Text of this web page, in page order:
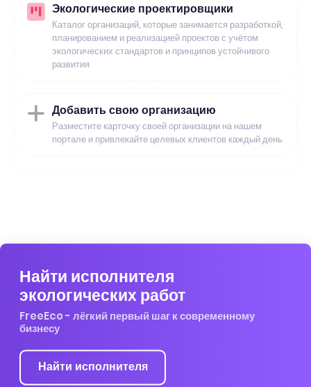
Экологические проектировщики
Каталог организаций, которые занимается разработкой,
планированием и реализацией проектов с учётом
экологических стандартов и принципов устойчивого
развития
Добавить свою организацию
Разместите карточку своей организации на нашем
портале и привлекайте целевых клиентов каждый день
Найти исполнителя
экологических работ
FreeEco - лёгкий первый шаг к современному
бизнесу
Найти исполнителя